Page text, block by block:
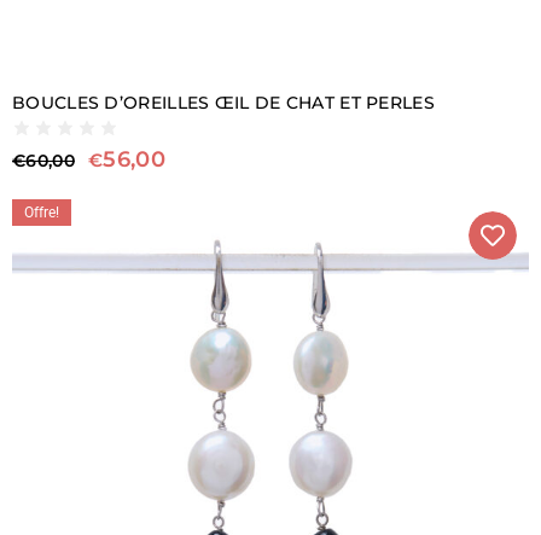
BOUCLES D’OREILLES ŒIL DE CHAT ET PERLES
€60,00 €56,00
Offre!